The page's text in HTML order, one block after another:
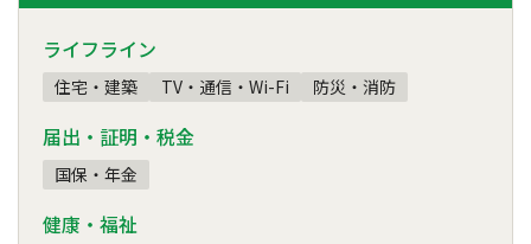
ライフライン
住宅・建築 TV・通信・Wi-Fi 防災・消防
届出・証明・税金
国保・年金
健康・福祉